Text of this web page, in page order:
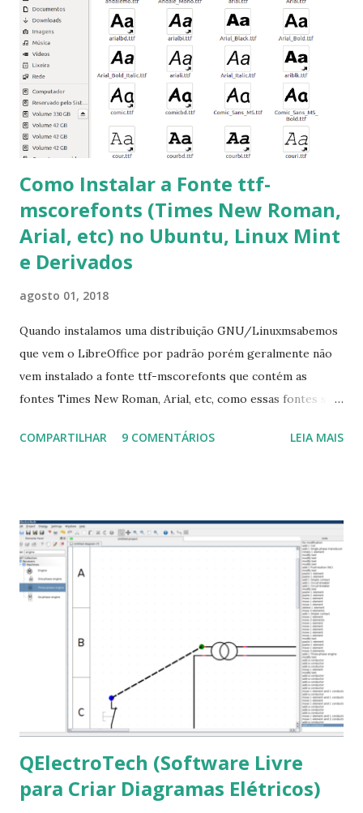
clicando em “Ok” Agora aceite os termos de uso clicando
em “Sim” Pronto agora abra o LibreOffice e veja se as
fontes Times New Roman, Arial estão instaladas. Caso
ocorra algum erro ou precisa reinstalar, execute: $ sudo
apt-get install --reinstall ttf-mscorefonts-installer
Como Instalar a Fonte ttf-
mscorefonts (Times New Roman,
Arial, etc) no Ubuntu, Linux Mint
e Derivados
agosto 01, 2018
Quando instalamos uma distribuição GNU/Linuxmsabemos
que vem o LibreOffice por padrão porém geralmente não
vem instalado a fonte ttf-mscorefonts que contém as
fontes Times New Roman, Arial, etc, como essas fontes são
a Associação Brasileira de Normas Técnicas (ABNT), exige
que contém essas fontes. Ao instalar o GNU/Linux abra o
terminal e execute o comando: $ sudo apt-get install ttf-
mscorefonts-installer Leia os termos de uso e avance
clicando em “Ok” Agora aceite os termos de uso clicando
em “Sim” Pronto agora abra o LibreOffice e veja se as
fontes Times New Roman, Arial estão instaladas. Caso
ocorra algum erro ou precisa reinstalar, execute: $ sudo
apt-get install --reinstall ttf-mscorefonts-installer
COMPARTILHAR 9 COMENTÁRIOS LEIA MAIS
QElectroTech (Software Livre
para Criar Diagramas Elétricos)